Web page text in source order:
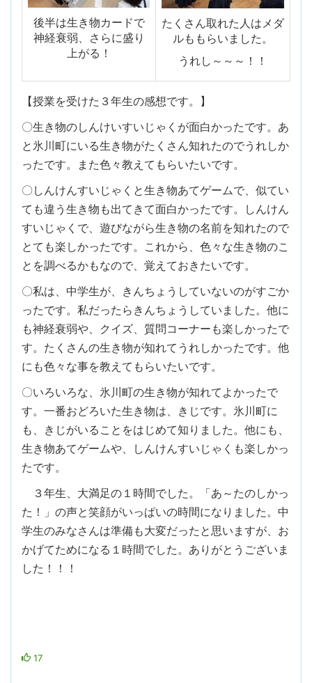
後半は生き物カードで
神経衰弱、さらに盛り
上がる！
たくさん取れた人はメダ
ルももらいました。
うれし～～～！！
【授業を受けた３年生の感想です。】
〇生き物のしんけいすいじゃくが面白かったです。あ
と氷川町にいる生き物がたくさん知れたのでうれしか
ったです。また色々教えてもらいたいです。
〇しんけんすいじゃくと生き物あてゲームで、似てい
ても違う生き物も出てきて面白かったです。しんけん
すいじゃくで、遊びながら生き物の名前を知れたので
とても楽しかったです。これから、色々な生き物のこ
とを調べるかもなので、覚えておきたいです。
〇私は、中学生が、きんちょうしていないのがすごか
ったです。私だったらきんちょうしていました。他に
も神経衰弱や、クイズ、質問コーナーも楽しかったで
す。たくさんの生き物が知れてうれしかったです。他
にも色々な事を教えてもらいたいです。
〇いろいろな、氷川町の生き物が知れてよかったで
す。一番おどろいた生き物は、きじです。氷川町に
も、きじがいることをはじめて知りました。他にも、
生き物あてゲームや、しんけんすいじゃくも楽しかっ
たです。
３年生、大満足の１時間でした。「あ～たのしかっ
た！」の声と笑顔がいっぱいの時間になりました。中
学生のみなさんは準備も大変だったと思いますが、お
かげてためになる１時間でした。ありがとうございま
した！！！
17